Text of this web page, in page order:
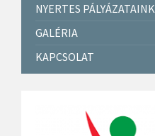
NYERTES PÁLYÁZATAINK
GALÉRIA
KAPCSOLAT